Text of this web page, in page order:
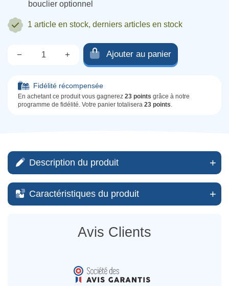
bouclier optionnel
1 article en stock, derniers articles en stock
− + Ajouter au panier
Fidélité récompensée
En achetant ce produit vous gagnerez 23 points grâce à notre
programme de fidélité. Votre panier totalisera 23 points.
Description du produit
Caractéristiques du produit
Avis Clients